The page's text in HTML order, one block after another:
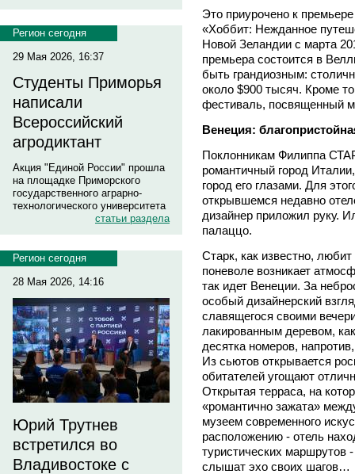
Регион сегодня
29 Мая 2026, 16:37
Студенты Приморья
написали
Всероссийский
агродиктант
Акция "Единой России" прошла
на площадке Приморского
государственного аграрно-
технологического университета
статьи раздела
Регион сегодня
28 Мая 2026, 14:16
Юрий Трутнев
встретился во
Владивостоке с
Это приурочено к
«Хоббит: Нежданное
Новой Зеландии с марта
премьера состоится в
быть грандиозным:
около $900 тысяч. Кроме
фестиваль, посвященный
Венеция:
Поклонникам Филиппа
романтичный город
город его глазами. Для
открывшемся недавно
дизайнер приложил руку.
палаццо.
Старк, как известно,
поневоле возникает
так идет Венеции. За
особый дизайнерский
славящегося своими
лакированным деревом,
десятка номеров,
Из сьютов открывается
обитателей угощают
Открытая терраса, на
«романтично зажата»
музеем современного
расположению - отель
туристических маршрутов
слышат эхо своих шагов…